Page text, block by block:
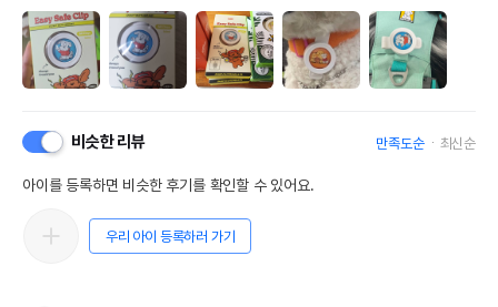
비슷한 리뷰 만족도순 최신순
아이를 등록하면 비슷한 후기를 확인할 수 있어요.
우리 아이 등록하러 가기